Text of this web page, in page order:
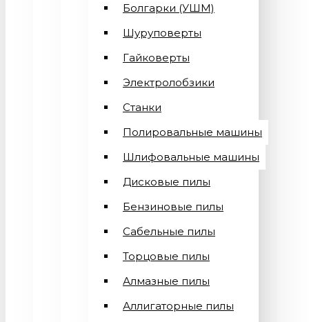
Болгарки (УШМ)
Шуруповерты
Гайковерты
Электролобзики
Станки
Полировальные машины
Шлифовальные машины
Дисковые пилы
Бензиновые пилы
Сабельные пилы
Торцовые пилы
Алмазные пилы
Аллигаторные пилы